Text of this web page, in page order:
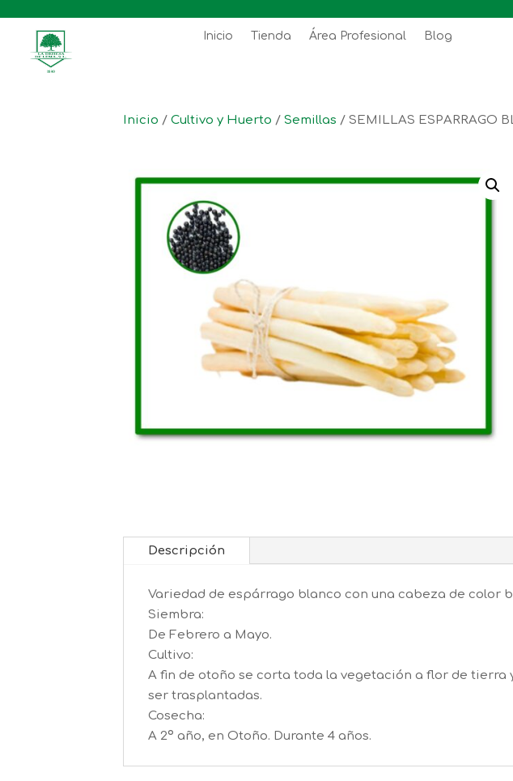
Inicio Tienda Área Profesional Blog
Inicio / Cultivo y Huerto / Semillas / SEMILLAS ESPARRAGO
Descripción
Variedad de espárrago blanco con una cabeza de color
Siembra:
De Febrero a Mayo.
Cultivo:
A fin de otoño se corta toda la vegetación a flor de
ser trasplantadas.
Cosecha:
A 2º año, en Otoño. Durante 4 años.